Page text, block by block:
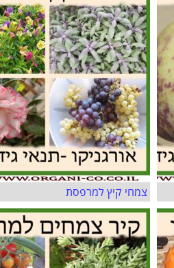
צמחי קיץ למרפסת